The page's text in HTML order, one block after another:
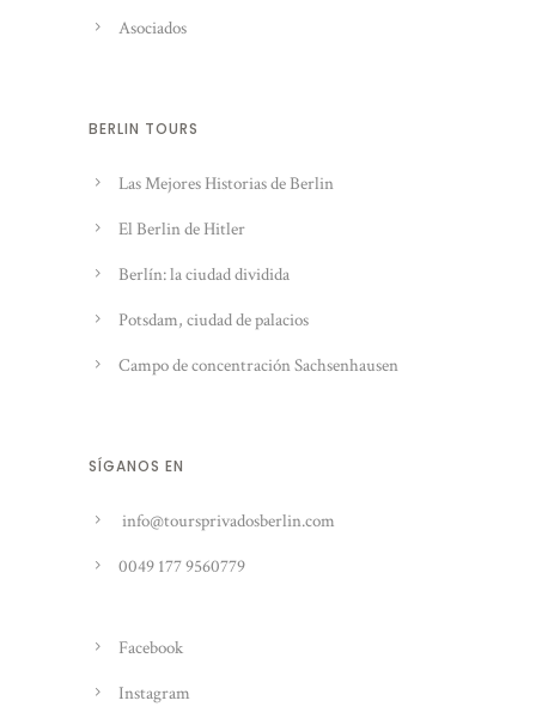
Asociados
BERLIN TOURS
Las Mejores Historias de Berlin
El Berlin de Hitler
Berlín: la ciudad dividida
Potsdam, ciudad de palacios
Campo de concentración Sachsenhausen
SÍGANOS EN
info@toursprivadosberlin.com
0049 177 9560779
Facebook
Instagram